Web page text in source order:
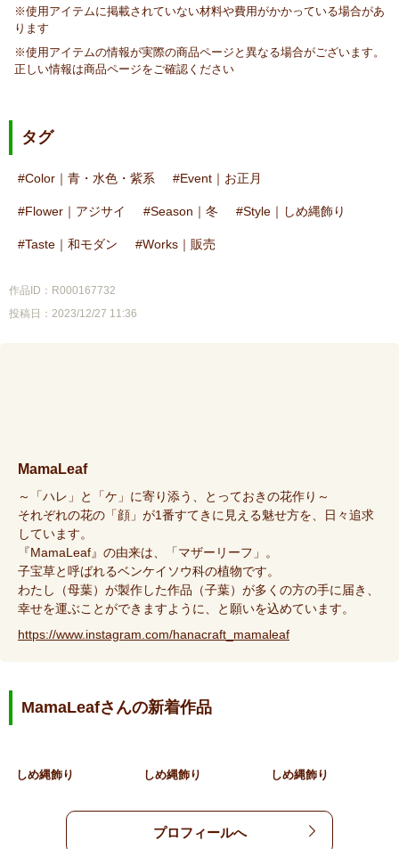
※使用アイテムに掲載されていない材料や費用がかかっている場合があ
ります
※使用アイテムの情報が実際の商品ページと異なる場合がございます。
正しい情報は商品ページをご確認ください
タグ
Color｜青・水色・紫系 Event｜お正月
Flower｜アジサイ Season｜冬 Style｜しめ縄飾り
Taste｜和モダン Works｜販売
作品ID：R000167732
投稿日：2023/12/27 11:36
MamaLeaf
～「ハレ」と「ケ」に寄り添う、とっておきの花作り～
それぞれの花の「顔」が1番すてきに見える魅せ方を、日々追求
しています。
『MamaLeaf』の由来は、「マザーリーフ」。
子宝草と呼ばれるベンケイソウ科の植物です。
わたし（母葉）が製作した作品（子葉）が多くの方の手に届き、
幸せを運ぶことができますように、と願いを込めています。
https://www.instagram.com/hanacraft_mamaleaf
MamaLeafさんの新着作品
しめ縄飾り しめ縄飾り しめ縄飾り
プロフィールへ